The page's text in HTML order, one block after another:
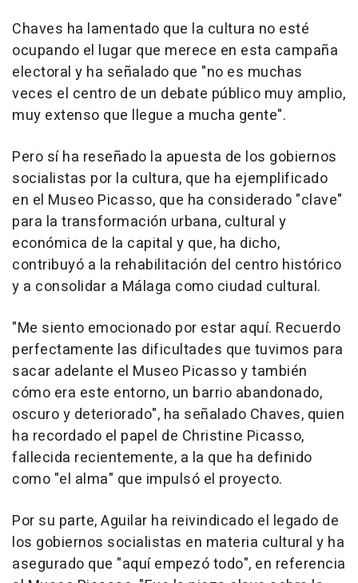
Chaves ha lamentado que la cultura no esté
ocupando el lugar que merece en esta campaña
electoral y ha señalado que "no es muchas
veces el centro de un debate público muy amplio,
muy extenso que llegue a mucha gente".
Pero sí ha reseñado la apuesta de los gobiernos
socialistas por la cultura, que ha ejemplificado
en el Museo Picasso, que ha considerado "clave"
para la transformación urbana, cultural y
económica de la capital y que, ha dicho,
contribuyó a la rehabilitación del centro histórico
y a consolidar a Málaga como ciudad cultural.
"Me siento emocionado por estar aquí. Recuerdo
perfectamente las dificultades que tuvimos para
sacar adelante el Museo Picasso y también
cómo era este entorno, un barrio abandonado,
oscuro y deteriorado", ha señalado Chaves, quien
ha recordado el papel de Christine Picasso,
fallecida recientemente, a la que ha definido
como "el alma" que impulsó el proyecto.
Por su parte, Aguilar ha reivindicado el legado de
los gobiernos socialistas en materia cultural y ha
asegurado que "aquí empezó todo", en referencia